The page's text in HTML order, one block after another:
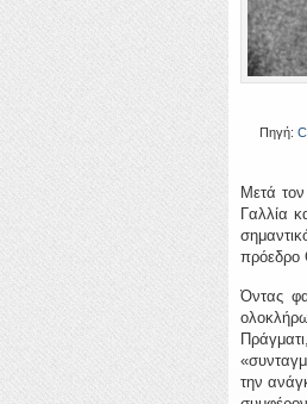
Πηγή:
Μετά
Γαλλία
πρόεδρο
Όντας
την